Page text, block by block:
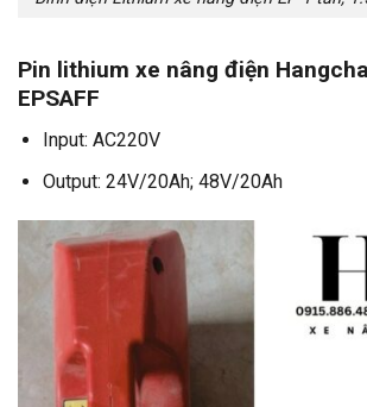
Pin lithium xe nâng điện
EPSAFF
Input: AC220V
Output: 24V/20Ah; 48V/20Ah